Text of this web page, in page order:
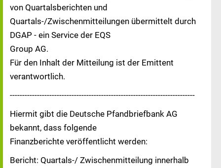
von Quartalsberichten und
Quartals-/Zwischenmitteilungen übermittelt durch
DGAP - ein Service der EQS
Group AG.
Für den Inhalt der Mitteilung ist der Emittent
verantwortlich.
---------------------------------------------------------------------------
Hiermit gibt die Deutsche Pfandbriefbank AG
bekannt, dass folgende
Finanzberichte veröffentlicht werden:
Bericht: Quartals-/ Zwischenmitteilung innerhalb